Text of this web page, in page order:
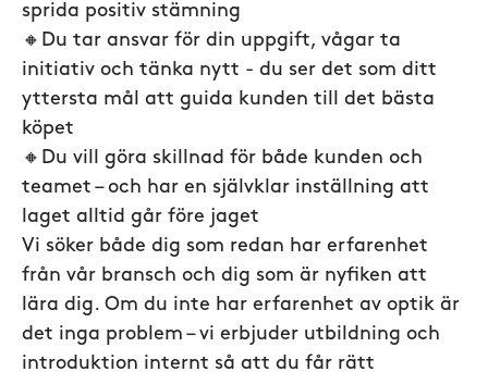
sprida positiv stämning
🔸Du tar ansvar för din uppgift, vågar ta
initiativ och tänka nytt - du ser det som ditt
yttersta mål att guida kunden till det bästa
köpet
🔸Du vill göra skillnad för både kunden och
teamet – och har en självklar inställning att
laget alltid går före jaget
Vi söker både dig som redan har erfarenhet
från vår bransch och dig som är nyfiken att
lära dig. Om du inte har erfarenhet av optik är
det inga problem – vi erbjuder utbildning och
introduktion internt så att du får rätt